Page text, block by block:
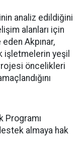
analiz edildiğini
alanları için
Akpınar,
işletmelerin yeşil
öncelikleri
Programı
almaya hak